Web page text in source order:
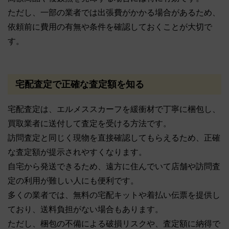
ただし、一部の業者では出張費がかかる場合があるため、
依頼前に費用の有無や条件を確認しておくことが大切で
す。
宅配査定で正確な査定額を知る
宅配査定は、エルメススカーフを緩衝材で丁寧に梱包し、
買取業者に送付して査定を受ける方法です。
訪問査定と同じく現物を直接確認してもらえるため、正確
な査定額が提示されやすくなります。
自宅から発送できるため、遠方に住んでいて店舗や訪問査
定の利用が難しい人にも便利です。
多くの業者では、無料の宅配キットや着払い伝票を提供し
ており、送料負担がない場合もあります。
ただし、梱包の不備による破損リスクや、査定額に納得で